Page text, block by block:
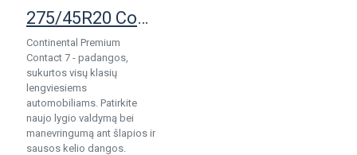
275/45R20 ContiPremiumContact 7
Continental Premium
Contact 7 - padangos,
sukurtos visų klasių
lengviesiems
automobiliams. Patirkite
naujo lygio valdymą bei
manevringumą ant šlapios ir
sausos kelio dangos.